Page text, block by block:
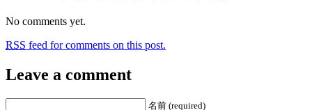
No comments yet.
RSS feed for comments on this post.
Leave a comment
名前 (required)